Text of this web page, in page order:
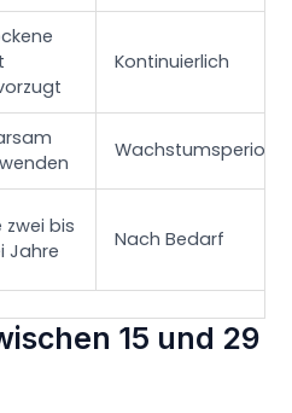
Kontinuierlich
Wachstumsperiode
zwei bis
Jahre
Nach Bedarf
15 und 29